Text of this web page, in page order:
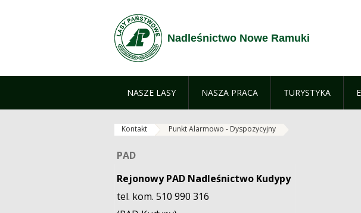
Nadleśnictwo Nowe Ramuki
NASZE LASY NASZA PRACA TURYSTYKA
Kontakt Punkt Alarmowo - Dyspozycyjny
PAD
PAD
Rejonowy PAD Nadleśnictwo Kudypy
tel. kom. 510 990 316